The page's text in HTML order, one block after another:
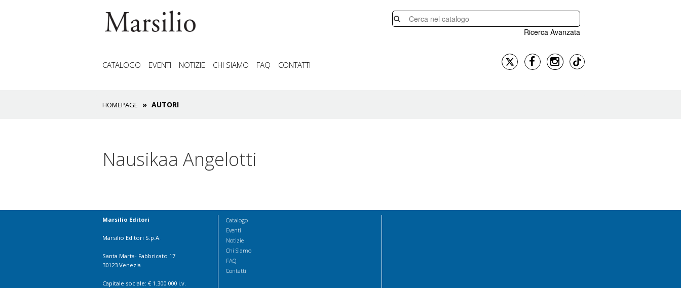
Ricerca Avanzata
CATALOGO EVENTI NOTIZIE CHI SIAMO FAQ CONTATTI
HOMEPAGE AUTORI
Nausikaa Angelotti
Marsilio Editori
Marsilio Editori S.p.A.
Santa Marta- Fabbricato 17
30123 Venezia
Capitale sociale: € 1.300.000 i.v.
Catalogo
Eventi
Notizie
Chi Siamo
FAQ
Contatti